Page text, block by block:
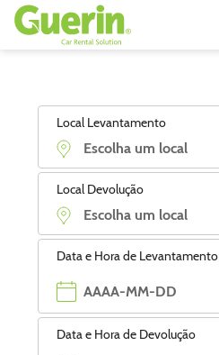
Local Levantamento
Local Devolução
Data e Hora de Levantamento
Data e Hora de Devolução